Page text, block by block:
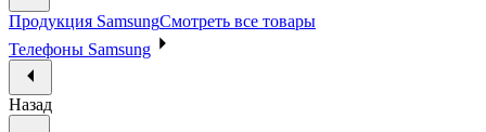
Продукция SamsungСмотреть все товары
Телефоны Samsung
Назад